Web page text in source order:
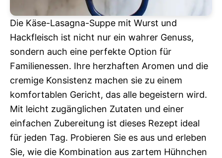
Die Käse-Lasagna-Suppe mit Wurst und
Hackfleisch ist nicht nur ein wahrer Genuss,
sondern auch eine perfekte Option für
Familienessen. Ihre herzhaften Aromen und die
cremige Konsistenz machen sie zu einem
komfortablen Gericht, das alle begeistern wird.
Mit leicht zugänglichen Zutaten und einer
einfachen Zubereitung ist dieses Rezept ideal
für jeden Tag. Probieren Sie es aus und erleben
Sie, wie die Kombination aus zartem Hühnchen